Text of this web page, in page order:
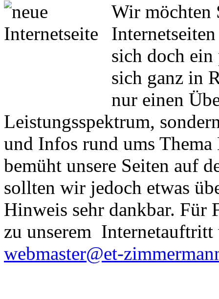
Wir möchten
sich doch
sich ganz in
nur einen
Leistungsspektrum,
und Infos rund ums
bemüht unsere Seiten auf
sollten wir jedoch etwas
Hinweis sehr dankbar. Für
zu unserem Internetauftritt
webmaster@et-